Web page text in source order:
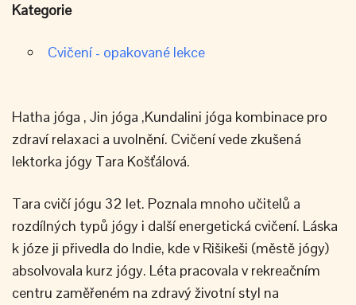
Kategorie
Cvičení - opakované lekce
Hatha jóga , Jin jóga ,Kundalini jóga kombinace pro
zdraví relaxaci a uvolnění. Cvičení vede zkušená
lektorka jógy Tara Košťálová.
Tara cvičí jógu 32 let. Poznala mnoho učitelů a
rozdílných typů jógy i další energetická cvičení. Láska
k józe ji přivedla do Indie, kde v Rišikeši (městě jógy)
absolvovala kurz jógy. Léta pracovala v rekreačním
centru zaměřeném na zdravý životní styl na